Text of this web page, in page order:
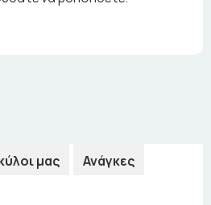
μας
Ανάγκες